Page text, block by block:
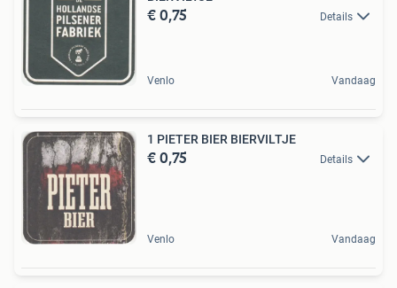
€ 0,75 Details
Venlo Vandaag
1 PIETER BIER BIERVILTJE
€ 0,75 Details
Venlo Vandaag